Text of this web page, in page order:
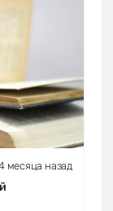
месяца назад